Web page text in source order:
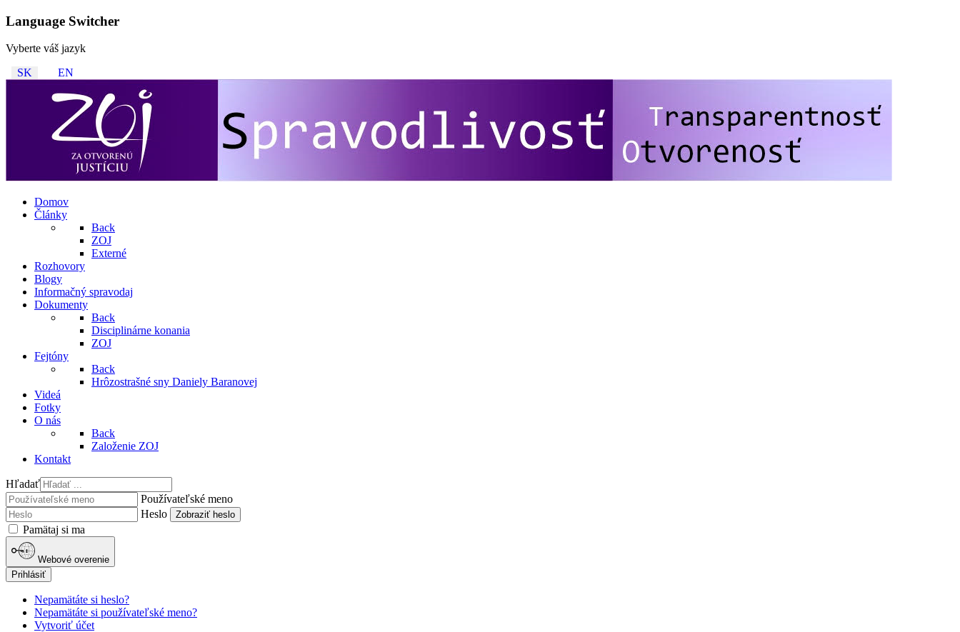
Language Switcher
Vyberte váš jazyk
SK
EN
Domov
Články
Back
ZOJ
Externé
Rozhovory
Blogy
Informačný spravodaj
Dokumenty
Back
Disciplinárne konania
ZOJ
Fejtóny
Back
Hrôzostrašné sny Daniely Baranovej
Videá
Fotky
O nás
Back
Založenie ZOJ
Kontakt
Hľadať
Používateľské meno
Heslo
Zobraziť heslo
Pamätaj si ma
Webové overenie
Prihlásiť
Nepamätáte si heslo?
Nepamätáte si používateľské meno?
Vytvoriť účet